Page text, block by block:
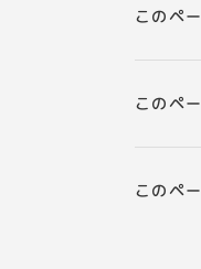
このペ
このペ
このペ